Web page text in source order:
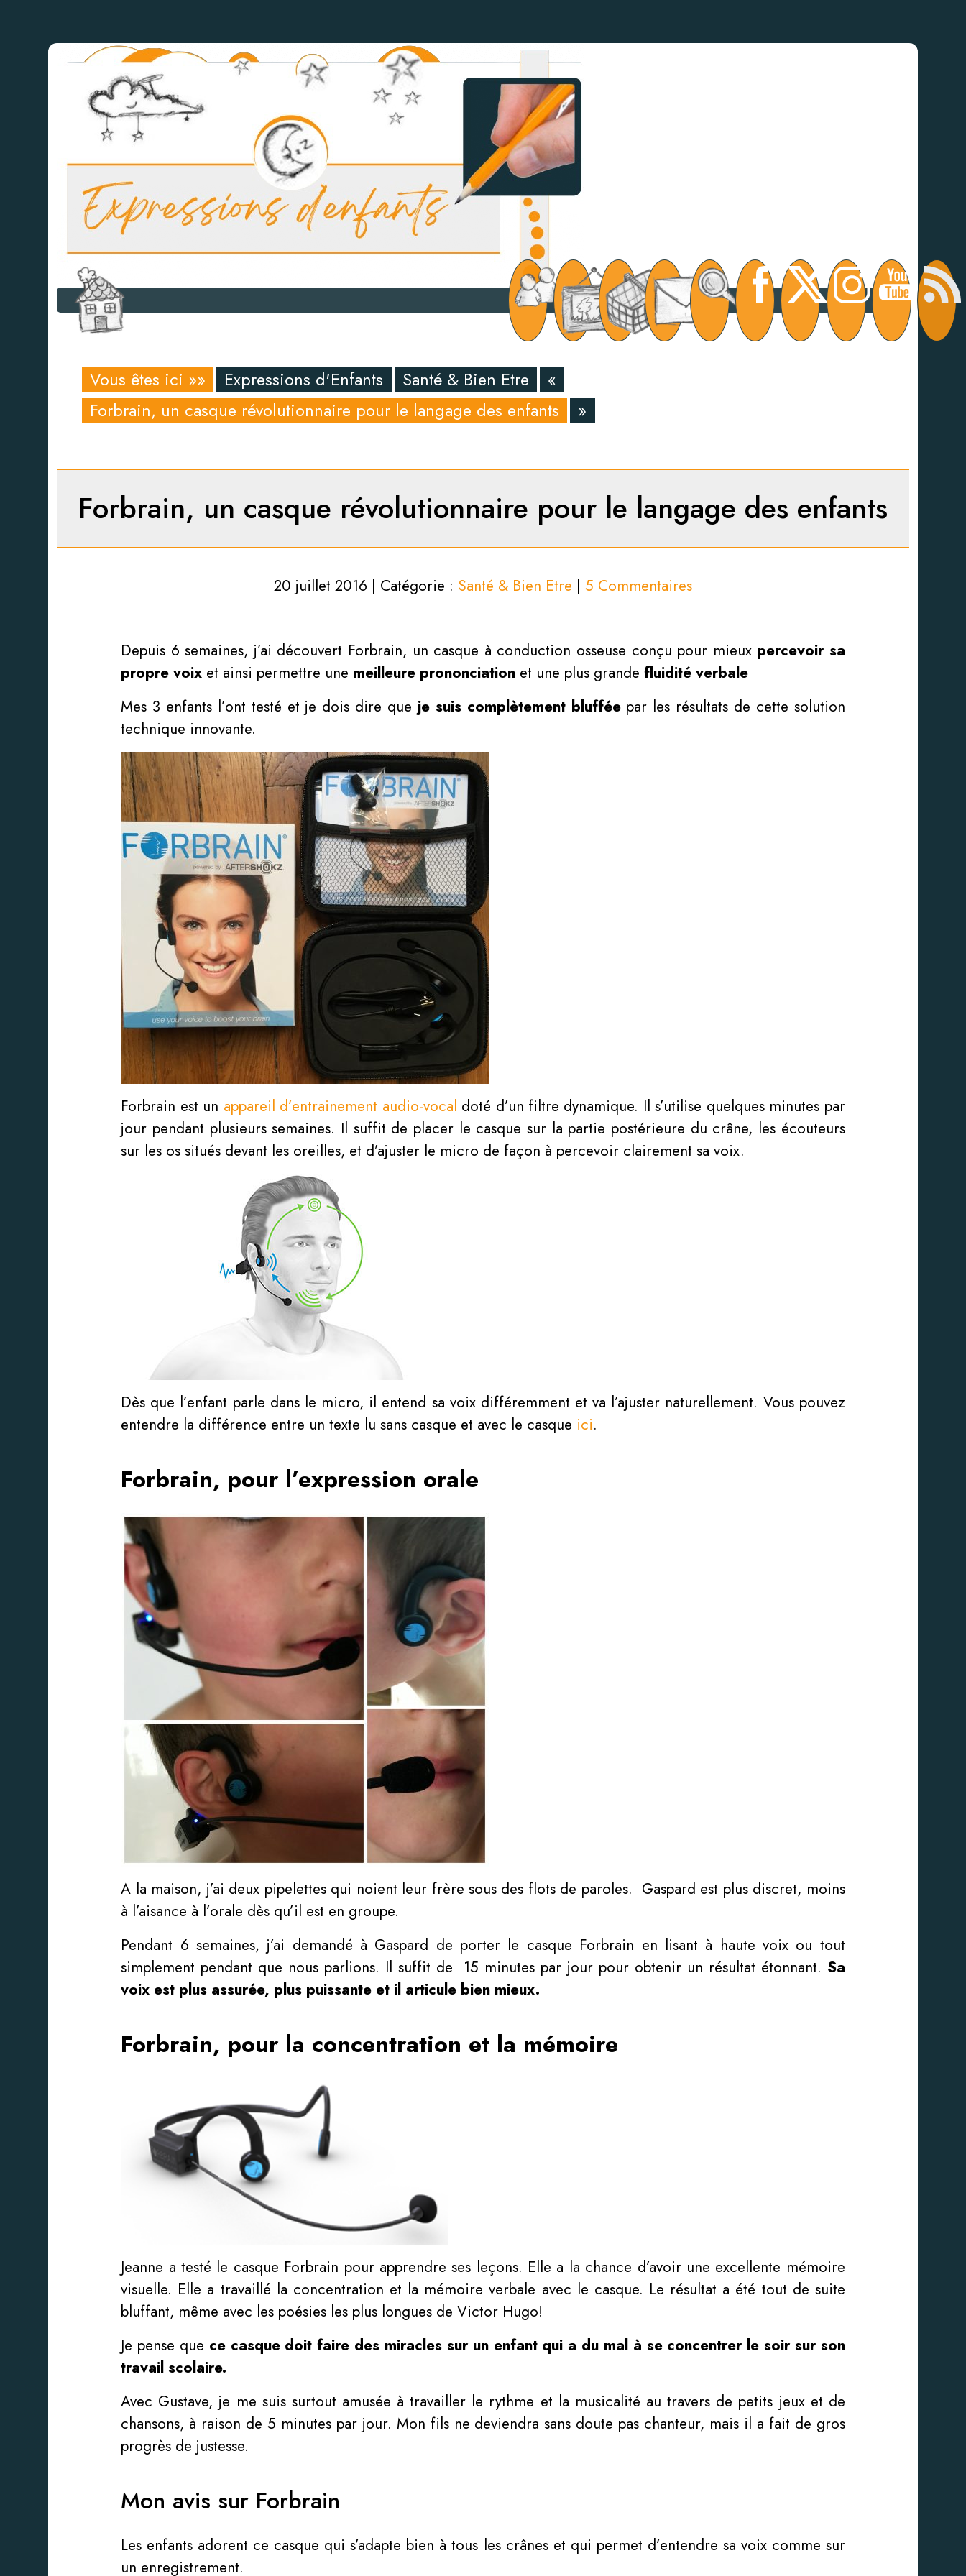
Vous êtes ici »» Expressions d'Enfants Santé & Bien Etre
«
Forbrain, un casque révolutionnaire pour le langage des enfants
»
Forbrain, un casque révolutionnaire pour le langage des enfants
20 juillet 2016 | Catégorie : Santé & Bien Etre | 5 Commentaires
Depuis 6 semaines, j’ai découvert Forbrain, un casque à conduction osseuse conçu pour mieux percevoir sa
propre voix et ainsi permettre une meilleure prononciation et une plus grandefluidité verbale
Mes 3 enfants l’ont testé et je dois dire que je suis complètement blufféepar les résultats de cette solution
technique innovante.
Forbrain est un appareil d’entrainement audio-vocal doté d’un filtre dynamique. Il s’utilise quelques minutes par
jour pendant plusieurs semaines. Il suffit de placer le casque sur la partie postérieure du crâne, les écouteurs
sur les os situés devant les oreilles, et d’ajuster le micro de façon à percevoir clairement sa voix.
Dès que l’enfant parle dans le micro, il entend sa voix différemment et va l’ajuster naturellement. Vous pouvez
entendre la différence entre un texte lu sans casque et avec le casque ici.
Forbrain, pour l’expression orale
A la maison, j’ai deux pipelettes qui noient leur frère sous des flots de paroles. Gaspard est plus discret, moins
à l’aisance à l’orale dès qu’il est en groupe.
Pendant 6 semaines, j’ai demandé à Gaspard de porter le casque Forbrain en lisant à haute voix ou tout
simplement pendant que nous parlions. Il suffit de 15 minutes par jour pour obtenir un résultat étonnant. Sa
voix est plus assurée, plus puissante et il articule bien mieux.
Forbrain, pour la concentration et la mémoire
Jeanne a testé le casque Forbrain pour apprendre ses leçons. Elle a la chance d’avoir une excellente mémoire
visuelle. Elle a travaillé la concentration et la mémoire verbale avec le casque. Le résultat a été tout de suite
bluffant, même avec les poésies les plus longues de Victor Hugo!
Je pense que ce casque doit faire des miracles sur un enfant qui a du mal à se concentrer le soir sur son
travail scolaire.
Avec Gustave, je me suis surtout amusée à travailler le rythme et la musicalité au travers de petits jeux et de
chansons, à raison de 5 minutes par jour. Mon fils ne deviendra sans doute pas chanteur, mais il a fait de gros
progrès de justesse.
Mon avis sur Forbrain
Les enfants adorent ce casque qui s’adapte bien à tous les crânes et qui permet d’entendre sa voix comme sur
un enregistrement.